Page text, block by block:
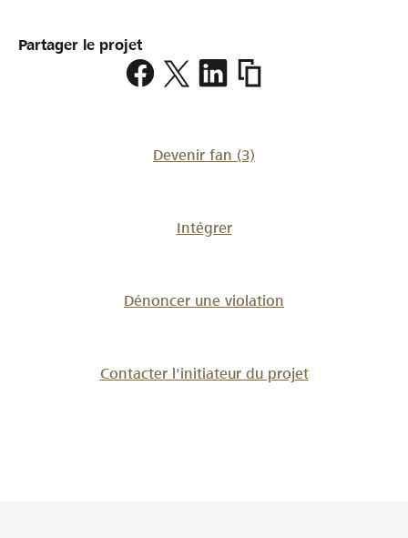
Partager le projet
https://
Devenir fan (3)
Intégrer
Dénoncer une violation
Contacter l'initiateur du projet